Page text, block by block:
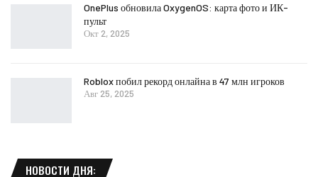
OnePlus обновила OxygenOS: карта фото и ИК-
пульт
Окт 2, 2025
Roblox побил рекорд онлайна в 47 млн игроков
Авг 25, 2025
НОВОСТИ ДНЯ: